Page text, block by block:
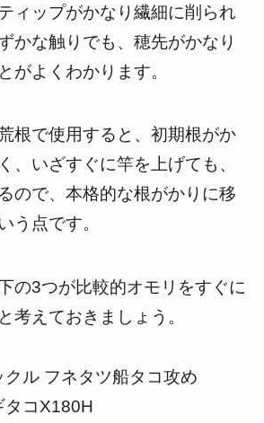
ィップがかなり繊細に削られ
かな触りでも、穂先がかなり
がよくわかります。
根で使用すると、初期根がか
、いざすぐに竿を上げても、
ので、本格的な根がかりに移
う点です。
の3つが比較的オモリをすぐに
考えておきましょう。
クル フネタツ船タコ攻め
コX180H